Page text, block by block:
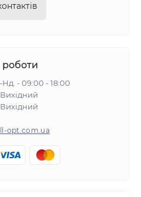
роботи
Нд. - 09:00 - 18:00
opt.com.ua